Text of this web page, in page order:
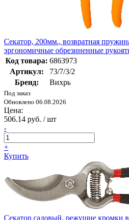
Секатор, 200мм., возвратная
эргономичные обрезиненные
Код товара: 6863973
Артикул:
73/7/3/2
Бренд:
Вихрь
Под заказ
Обновлено 06.08.2026
Цена:
506.14 руб. / шт
-
+
Купить
Секатор садовый, режущие кромки